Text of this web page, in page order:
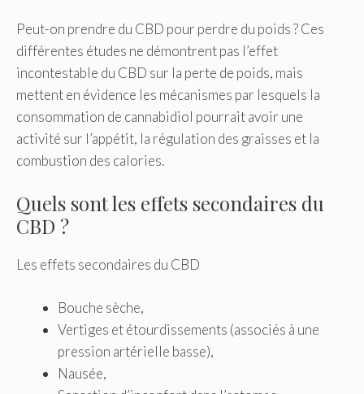
Peut-on prendre du CBD pour perdre du poids ? Ces
différentes études ne démontrent pas l’effet
incontestable du CBD sur la perte de poids, mais
mettent en évidence les mécanismes par lesquels la
consommation de cannabidiol pourrait avoir une
activité sur l’appétit, la régulation des graisses et la
combustion des calories.
Quels sont les effets secondaires du
CBD ?
Les effets secondaires du CBD
Bouche sèche,
Vertiges et étourdissements (associés à une
pression artérielle basse),
Nausée,